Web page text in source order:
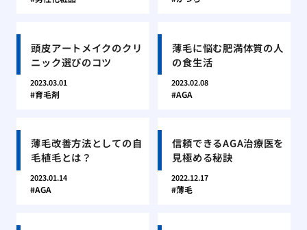
頭皮アートメイクのクリ
ニック選びのコツ
2023.03.01
育毛剤
薄毛に悩む肥満体質の人
の食生活
2023.02.08
AGA
薄毛改善方法としての自
毛植毛とは？
2023.01.14
AGA
信頼できるAGA治療医を
見極める秘訣
2022.12.17
薄毛